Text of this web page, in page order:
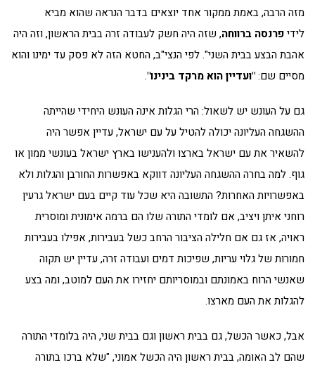
מזה הרבה, באמת ממקור אחד יוצאים בדבר הנראה שהוא מביא
לידיפרנסה ברווחה, שזה היה חשק לעבודה זרה בבית הראשון, וזה היה
אהבת הבצע בבית השני". לפי הנצי"ב, החטא הזה לא פסק עד ימינו והוא
מסיים שם:"ועדיין הוא מרקד בינינו".
גם על העונש יש לשאול: הרי הגלות אינה העונש היחידי שהייתה
ההשגחה העליונה יכולה להטיל על עם ישראל, עדיין אפשר היה
להשאיר את עם ישראל בארצו ולהענישו בארץ ישראל בעונשי ממון או
גוף. למה בחרה ההשגחה העליונה דווקא באפשרות החורבן והגלות ולא
באפשרויות האחרות? התשובה היא שכל עוד קיים בעם ישראל גרעין
רוחני איתן ויציב, אם לומדי התורה שלו הם ברמה אימונית ומוסרית
ראויה, אז גם אם חלילה הציבור הרחב כשל בעבירות, אפילו בעבירות
חמורות של גלוי עריות, שפיכות דמים ועבודה זרה, עדיין יש תקוה
שאנשי הרוח באמונתם ובמוסריותם יחזירו את העם למוטב, ומה בצע
להגלות את העם מארצו.
אבל, כאשר הכשל, גם בבית ראשון וגם בבית שני, היה בלומדי התורה
שהם לב האומה, בבית ראשון היה הכשל אמוני, "שלא ברכו בתורה